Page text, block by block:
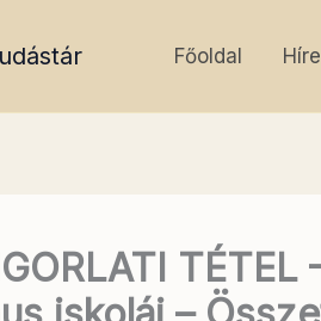
Főoldal
TÉTEL